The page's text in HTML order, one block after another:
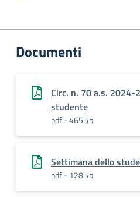
Documenti
Circ. n. 70 a.s.
studente
pdf - 465 kb
Settimana dello
pdf - 128 kb